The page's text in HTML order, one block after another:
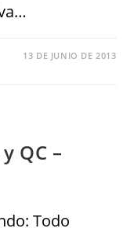
13 DE JUNIO DE 2013
QC –
Todo